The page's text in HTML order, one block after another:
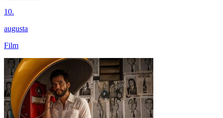
10.
augusta
Film